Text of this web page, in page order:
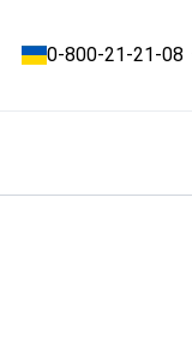
0-800-21-21-08